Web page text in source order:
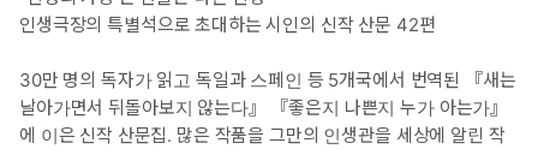
인생극장의 특별석으로 초대하는 시인의 신작 산문 42편
30만 명의 독자가 읽고 독일과 스페인 등 5개국에서 번역된 『새는
날아가면서 뒤돌아보지 않는다』 『좋은지 나쁜지 누가 아는가』
에 이은 신작 산문집. 많은 작품을 그만의 인생관을 세상에 알린 작